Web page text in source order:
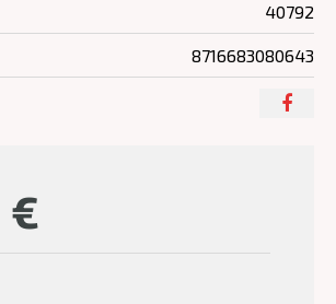
€
40792
8716683080643